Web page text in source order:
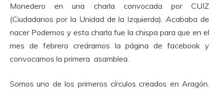
Monedero en una charla convocada por CUIZ
(Ciudadanos por la Unidad de la Izquierda). Acababa de
nacer Podemos y esta charla fue la chispa para que en el
mes de febrero creáramos la página de facebook y
convocamos la primera asamblea.
Somos uno de los primeros círculos creados en Aragón.